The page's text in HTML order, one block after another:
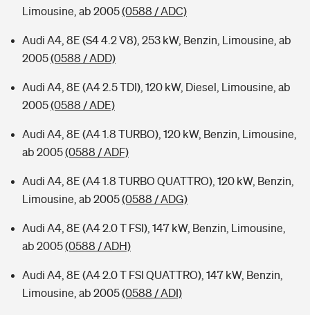
Limousine, ab 2005(0588 / ADC)
Audi A4, 8E (S4 4.2 V8), 253 kW, Benzin, Limousine, ab
2005(0588 / ADD)
Audi A4, 8E (A4 2.5 TDI), 120 kW, Diesel, Limousine, ab
2005(0588 / ADE)
Audi A4, 8E (A4 1.8 TURBO), 120 kW, Benzin, Limousine,
ab 2005(0588 / ADF)
Audi A4, 8E (A4 1.8 TURBO QUATTRO), 120 kW, Benzin,
Limousine, ab 2005(0588 / ADG)
Audi A4, 8E (A4 2.0 T FSI), 147 kW, Benzin, Limousine,
ab 2005(0588 / ADH)
Audi A4, 8E (A4 2.0 T FSI QUATTRO), 147 kW, Benzin,
Limousine, ab 2005(0588 / ADI)